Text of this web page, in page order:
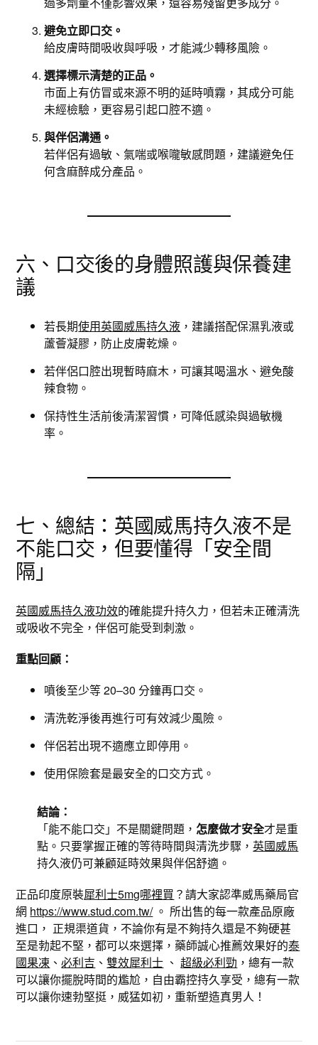
避免立即口交。
給皮膚時間吸收與呼吸，才能減少轉移風險。
選擇標示清楚的正品。
市面上有仿冒或來源不明的延時噴霧，其成分可能
未經檢驗，更容易引起口腔不適。
與伴侶溝通。
若伴侶有過敏、氣喘或喉嚨敏感問題，建議避免任
何含麻醉成分產品。
六、口交後的身體照護與保養建
議
若長期使用英國威馬持久液 ，建議搭配保濕乳液或
蘆薈凝膠，防止皮膚乾燥。
若伴侶口腔出現暫時麻木，可讓其喝溫水、避免酸
辣食物。
保持性生活前後清潔習慣，可降低感染與過敏機
率。
七、總結：英國威馬持久液不是
不能口交，但要懂得「安全間
隔」
英國威馬持久液功效的確能提升持久力，但若未正確清洗
或吸收不完全，伴侶可能受到刺激。
重點回顧：
噴後至少等 20–30 分鐘再口交。
清洗乾淨後再進行可有效減少風險。
伴侶若出現不適應立即停用。
使用保險套是最安全的口交方式。
結論：
「能不能口交」不是關鍵問題， 怎麼做才安全才是重
點。只要掌握正確的等待時間與清洗步驟，英國威馬
持久液仍可兼顧延時效果與伴侶舒適。
正品印度原裝犀利士5mg哪裡買 ？請大家認準威馬藥局官
網 https://www.stud.com.tw/。 所出售的每一款產品原廠
進口， 正規渠道貨，不論你有是不夠持久還是不夠硬甚
至是勃起不堅，都可以來選擇，藥師誠心推薦效果好的泰
國果凍 、必利吉 、雙效犀利士 、超級必利勁 ，總有一款
可以讓你擺脫時間的尷尬，自由霸控持久享受，總有一款
可以讓你速勃堅挺，威猛如初，重新塑造真男人！